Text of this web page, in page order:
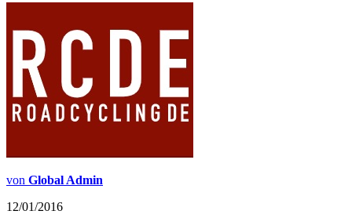
von Global Admin
12/01/2016